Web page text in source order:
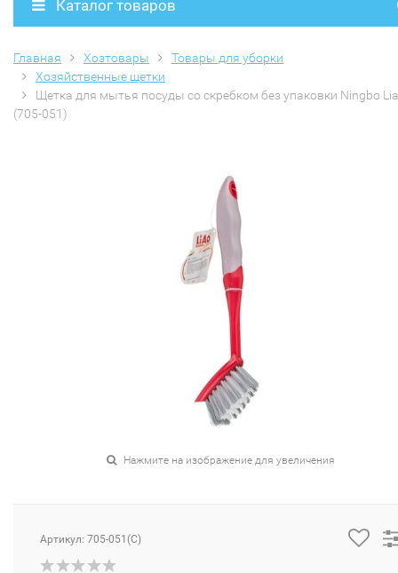
Каталог товаров
Главная Хозтовары
Товары для уборки
Хозяйственные щетки
Щетка для мытья посуды со скребком без упаковки Ningbo
(705-051)
Нажмите на изображение для увеличения
Артикул: 705-051(C)